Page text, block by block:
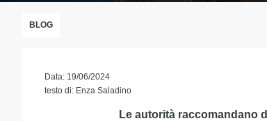
BLOG
Data: 19/06/2024
testo di: Enza Saladino
Le autorità raccomandano